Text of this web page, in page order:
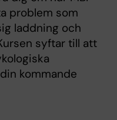
problem som
laddning och
syftar till att
kommande